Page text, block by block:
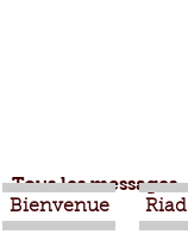
Bienvenue Riad
Tous les messages